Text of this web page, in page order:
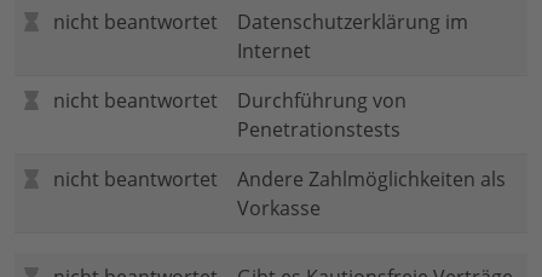
nicht beantwortet
Datenschutzerklärung im
Internet
nicht beantwortet
Durchführung von
Penetrationstests
nicht beantwortet
Andere Zahlmöglichkeiten als
Vorkasse